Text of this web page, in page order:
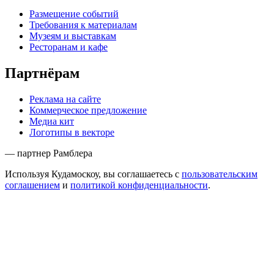
Размещение событий
Требования к материалам
Музеям и выставкам
Ресторанам и кафе
Партнёрам
Реклама на сайте
Коммерческое предложение
Медиа кит
Логотипы в векторе
— партнер Рамблера
Используя Кудамоскоу, вы соглашаетесь с пользовательским
соглашением и политикой конфиденциальности.